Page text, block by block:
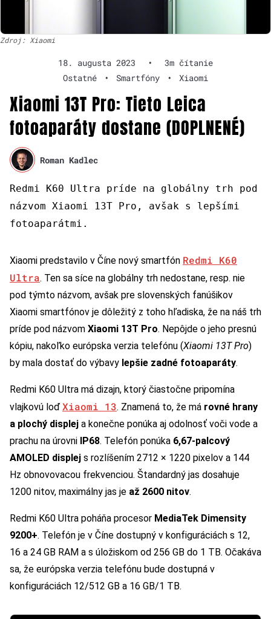
Zdroj: Xiaomi
18. augusta 2023 •
3m čítanie
Ostatné
• Smartfóny • Xiaomi
Xiaomi 13T Pro: Tieto Leica
fotoaparáty dostane (DOPLNENÉ)
Roman Kadlec
Redmi K60 Ultra príde na globálny trh pod
názvom Xiaomi 13T Pro, avšak s lepšími
fotoaparátmi.
Xiaomi predstavilo v Číne nový smartfón Redmi K60
Ultra. Ten sa síce na globálny trh nedostane, resp. nie
pod týmto názvom, avšak pre slovenských fanúšikov
Xiaomi smartfónov je dôležitý z toho hľadiska, že na náš trh
príde pod názvom Xiaomi 13T Pro. Nepôjde o jeho presnú
kópiu, nakoľko európska verzia telefónu (Xiaomi 13T Pro)
by mala dostať do výbavy lepšie zadné fotoaparáty.
Redmi K60 Ultra má dizajn, ktorý čiastočne pripomína
vlajkovú loďXiaomi 13. Znamená to, že má rovné hrany
a plochý displej a konečne ponúka aj odolnosť voči vode a
prachu na úrovni IP68. Telefón ponúka 6,67-palcový
AMOLED displej s rozlíšením 2712 × 1220 pixelov a 144
Hz obnovovacou frekvenciou. Štandardný jas dosahuje
1200 nitov, maximálny jas je až 2600 nitov.
Redmi K60 Ultra poháňa procesor MediaTek Dimensity
9200+. Telefón je v Číne dostupný v konfiguráciách s 12,
16 a 24 GB RAM a s úložiskom od 256 GB do 1 TB. Očakáva
sa, že európska verzia telefónu bude dostupná v
konfiguráciách 12/512 GB a 16 GB/1 TB.